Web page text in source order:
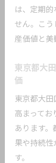
は、定期
せん。こう
産価値と美
東京都大
価
東京都大
高まってお
あります
果や持続
す。